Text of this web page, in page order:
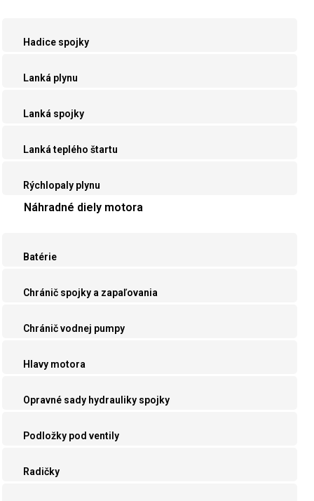
Hadice spojky
Lanká plynu
Lanká spojky
Lanká teplého štartu
Rýchlopaly plynu
Náhradné diely motora
Batérie
Chránič spojky a zapaľovania
Chránič vodnej pumpy
Hlavy motora
Opravné sady hydrauliky spojky
Podložky pod ventily
Radičky